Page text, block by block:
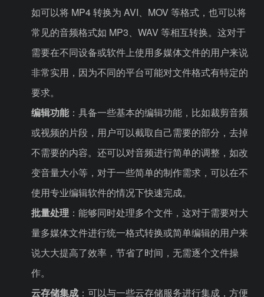
如可以将 MP4 转换为 AVI、MOV 等格式，也可以将
常见的音频格式如 MP3、WAV 等相互转换。这对于
需要在不同设备或软件上使用多媒体文件的用户来说
非常实用，因为不同的平台可能对文件格式有特定的
要求。
编辑功能：具备一些基本的编辑功能，比如裁剪音频
或视频的片段，用户可以截取自己需要的部分，去掉
不需要的内容。还可以对音频进行简单的调整，如改
变音量大小等，对于一些简单的制作需求，可以在不
使用专业编辑软件的情况下快速完成。
批量处理 ：能够同时处理多个文件，这对于需要对大
量多媒体文件进行统一格式转换或简单编辑的用户来
说大大提高了效率，节省了时间，无需逐个文件操
作。
云存储集成 ：可以与一些云存储服务进行集成，方便